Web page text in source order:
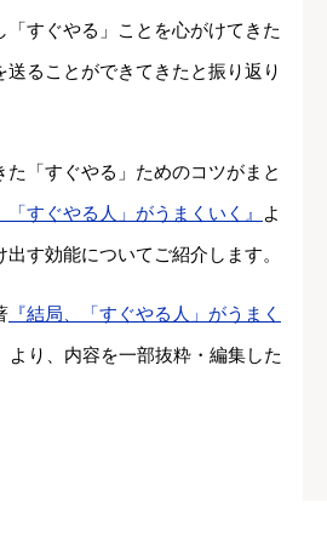
「すぐやる」ことを心がけてきた
ることができてきたと振り返り
た「すぐやる」ためのコツがまと
「すぐやる人」がうまくいく』
よ
す効能についてご紹介します。
『結局、「すぐやる人」がうまく
より、内容を一部抜粋・編集した